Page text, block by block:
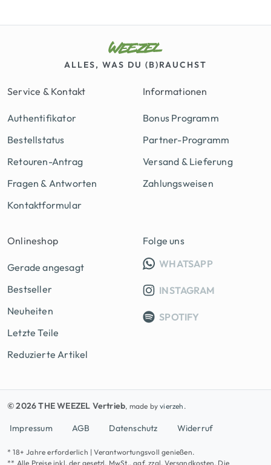
ALLES, WAS DU (B)RAUCHST
Service & Kontakt
Authentifikator
Bestellstatus
Retouren-Antrag
Fragen & Antworten
Kontaktformular
Informationen
Bonus Programm
Partner-Programm
Versand & Lieferung
Zahlungsweisen
Onlineshop
Gerade angesagt
Bestseller
Neuheiten
Letzte Teile
Reduzierte Artikel
Folge uns
WHATSAPPINFO
INSTAGRAM
SPOTIFY
© 2026 THE WEEZEL Vertrieb, made byvierzeh.
Impressum AGB Datenschutz Widerruf
* 18+ Jahre erforderlich | Verantwortungsvoll genießen.
** Alle Preise inkl. der gesetzl. MwSt., ggf. zzgl. Versandkosten. Die